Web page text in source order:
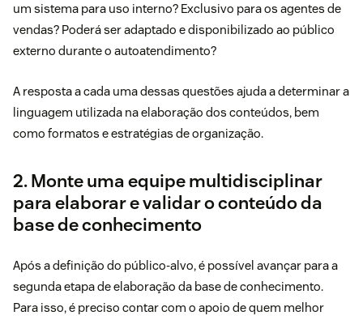
um sistema para uso interno? Exclusivo para os agentes de
vendas? Poderá ser adaptado e disponibilizado ao público
externo durante o autoatendimento?
A resposta a cada uma dessas questões ajuda a determinar a
linguagem utilizada na elaboração dos conteúdos, bem
como formatos e estratégias de organização.
2. Monte uma equipe multidisciplinar
para elaborar e validar o conteúdo da
base de conhecimento
Após a definição do público-alvo, é possível avançar para a
segunda etapa de elaboração da base de conhecimento.
Para isso, é preciso contar com o apoio de quem melhor